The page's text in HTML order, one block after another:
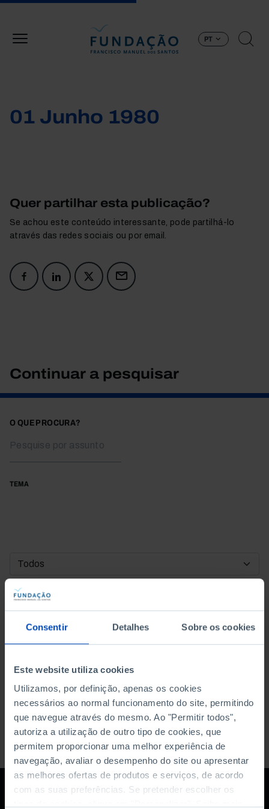
Consentir Detalhes Sobre os cookies
Este website utiliza cookies
Utilizamos, por definição, apenas os cookies
necessários ao normal funcionamento do site, permitindo
que navegue através do mesmo. Ao "Permitir todos",
autoriza a utilização de outro tipo de cookies, que
permitem proporcionar uma melhor experiência de
navegação, avaliar o desempenho do site ou apresentar
as melhores ofertas de produtos e serviços, de acordo
com as suas preferências. Se pretender escolher os
PT
01 Junho 1980
Quer partilhar esta publicação?
Se achou este conteúdo interessante, pode partilhá-lo
através das redes sociais ou por email.
Continuar a pesquisar
O QUE PROCURA?
TEMA
DATA DE INÍCIO
DATA DE FIM